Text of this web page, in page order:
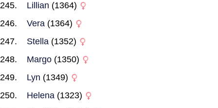
Lillian (1364)
Vera (1364)
Stella (1352)
Margo (1350)
Lyn (1349)
Helena (1323)